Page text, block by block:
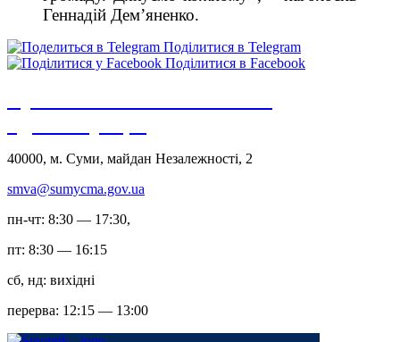
Геннадій Дем’яненко.
Поділитися в Telegram
Поділитися в Facebook
40000, м. Суми, майдан Незалежності, 2
smva@sumycma.gov.ua
пн-чт: 8:30 — 17:30,
пт: 8:30 — 16:15
сб, нд: вихідні
перерва: 12:15 — 13:00